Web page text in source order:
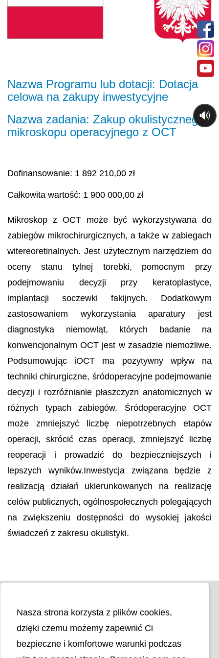
Nazwa Programu lub dotacji: Dotacja
celowa na zakupy inwestycyjne
Nazwa zadania: Zakup okulistycznego
mikroskopu operacyjnego z OCT
Dofinansowanie: 1 892 210,00 zł
Całkowita wartość: 1 900 000,00 zł
Mikroskop z OCT może być wykorzystywana do
zabiegów mikrochirurgicznych, a także w zabiegach
witereoretinalnych. Jest użytecznym narzędziem do
oceny stanu tylnej torebki, pomocnym przy
podejmowaniu decyzji przy keratoplastyce,
implantacji soczewki fakijnych. Dodatkowym
zastosowaniem wykorzystania aparatury jest
diagnostyka niemowląt, których badanie na
konwencjonalnym OCT jest w zasadzie niemożliwe.
Podsumowując iOCT ma pozytywny wpływ na
techniki chirurgiczne, śródoperacyjne podejmowanie
decyzji i rozróżnianie płaszczyzn anatomicznych w
różnych typach zabiegów. Śródoperacyjne OCT
może zmniejszyć liczbę niepotrzebnych etapów
operacji, skrócić czas operacji, zmniejszyć liczbę
reoperacji i prowadzić do bezpieczniejszych i
lepszych wyników.Inwestycja związana będzie z
realizacją działań ukierunkowanych na realizację
celów publicznych, ogólnospołecznych polegających
na zwiększeniu dostępności do wysokiej jakości
świadczeń z zakresu okulistyki.
Nasza strona korzysta z plików cookies,
dzięki czemu możemy zapewnić Ci
bezpieczne i komfortowe warunki podczas
🔊